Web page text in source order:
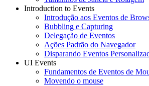
Introduction to Events
Introdução aos Eventos de
Bubbling e Capturing
Delegação de Eventos
Ações Padrão do Navegador
Disparando Eventos
UI Events
Fundamentos de Eventos de
Movendo o mouse